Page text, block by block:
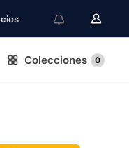
Colecciones 0